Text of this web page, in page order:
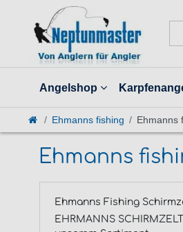
Angelshop
Ehmanns fishing Ehmanns
Ehmanns
Ehmanns Fishing
EHRMANNS